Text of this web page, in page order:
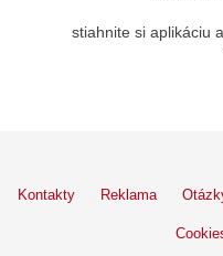
stiahnite si aplikáciu
Kontakty Reklama